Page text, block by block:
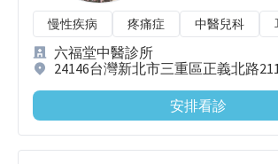
慢性疾病 疼痛症 中醫兒科
六福堂中醫診所
24146台灣新北市三重區正義北路
安排看診